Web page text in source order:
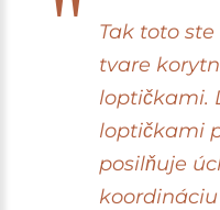
Tak toto
tvare
loptičkami.
loptičkami
posilňuje